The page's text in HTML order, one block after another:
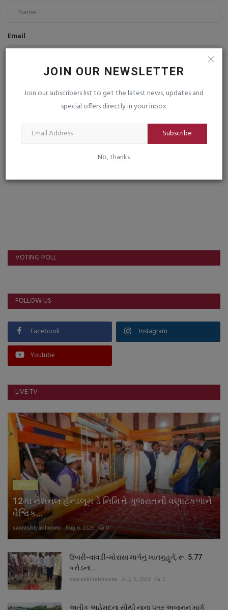
JOIN OUR NEWSLETTER
Join our subscribers list to get the latest news, updates and
special offers directly in your inbox
Subscribe
No, thanks
Email
VOTING POLL
FOLLOW US
Facebook Instagram
Youtube
LIVE TV
ગુજરાત
12મા નેશનલ હેન્ડલૂમ ડે નિમિત્તે ગુજરાતની વણાટકળાને
વૈશ્વિક...
saurashtrabhoomi Aug 6, 2026 0
ઉંબરી-વાવડી-મોરાસા માર્ગનું ખાતમુહૂર્ત, રૂ. 5.77
કરોડના...
saurashtrabhoomi Aug 6, 2026 0
અતીક અહેમદના સૌથી નાના પુત્ર અબાનનું માર્ગ